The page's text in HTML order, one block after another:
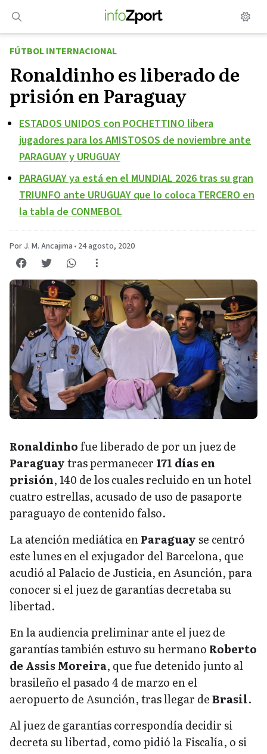
contenido
FÚTBOL INTERNACIONAL
Ronaldinho es liberado de
prisión en Paraguay
ESTADOS UNIDOS con POCHETTINO libera
jugadores para los AMISTOSOS de noviembre ante
PARAGUAY y URUGUAY
PARAGUAY ya está en el MUNDIAL 2026 tras su gran
TRIUNFO ante URUGUAY que lo coloca TERCERO en
la tabla de CONMEBOL
Por J. M. Ancajima • 24 agosto, 2020
Ronaldinhofue liberado de por un juez de
Paraguaytras permanecer 171 días en
prisión, 140 de los cuales recluido en un hotel
cuatro estrellas, acusado de uso de pasaporte
paraguayo de contenido falso.
La atención mediática enParaguayse centró
este lunes en el exjugador del Barcelona, que
acudió al Palacio de Justicia, en Asunción, para
conocer si el juez de garantías decretaba su
libertad.
En la audiencia preliminar ante el juez de
garantías también estuvo su hermano Roberto
de Assis Moreira, que fue detenido junto al
brasileño el pasado 4 de marzo en el
aeropuerto de Asunción, tras llegar deBrasil.
Al juez de garantías correspondía decidir si
decreta su libertad, como pidió la Fiscalía, o si